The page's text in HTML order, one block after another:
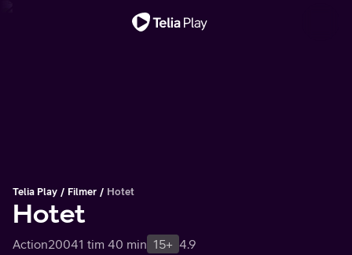
Telia Play Filmer Hotet
Hotet
Action20041 tim 40 min 15+ 4.9